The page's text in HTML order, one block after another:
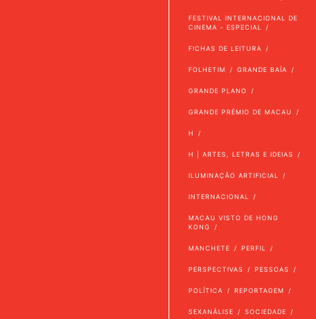
FESTIVAL INTERNACIONAL DE
CINEMA - ESPECIAL
FICHAS DE LEITURA
FOLHETIM GRANDE BAÍA
GRANDE PLANO
GRANDE PRÉMIO DE MACAU
H
H | ARTES, LETRAS E IDEIAS
ILUMINAÇÃO ARTIFICIAL
INTERNACIONAL
MACAU VISTO DE HONG
KONG
MANCHETE PERFIL
PERSPECTIVAS PESSOAS
POLÍTICA REPORTAGEM
SEXANÁLISE SOCIEDADE